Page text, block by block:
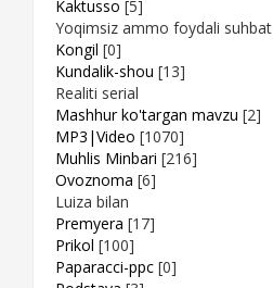
Kaktusso [5]
Yoqimsiz ammo foydali suhbat
Kongil [0]
Kundalik-shou [13]
Realiti serial
Mashhur ko'targan mavzu [2]
MP3|Video [1070]
Muhlis Minbari [216]
Ovoznoma [6]
Luiza bilan
Premyera [17]
Prikol [100]
Paparacci-ppc [0]